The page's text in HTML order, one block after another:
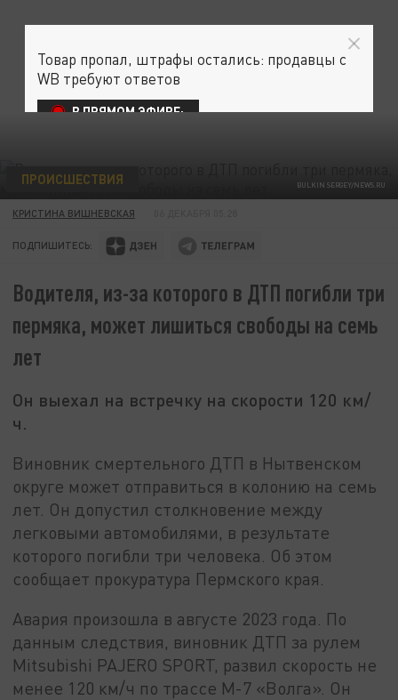
BULKIN SERGEY/NEWS.RU
ПРОИСШЕСТВИЯ
КРИСТИНА ВИШНЕВСКАЯ
ПОДПИШИТЕСЬ:
Водителя, из-за которого в ДТП погибли три
пермяка, может лишиться свободы на семь
лет
Он выехал на встречку на скорости 120 км/
ч.
Виновник смертельного ДТП в Нытвенском
округе может отправиться в колонию на семь
лет. Он допустил столкновение между
легковыми автомобилями, в результате
которого погибли три человека. Об этом
сообщает прокуратура Пермского края.
Авария произошла в августе 2023 года. По
данным следствия, виновник ДТП за рулем
Mitsubishi PAJERO SPORT, развил скорость не
менее 120 км/ч по трассе М-7 «Волга». Он
Товар пропал, штрафы остались: продавцы с
WB требуют ответов
В ПРЯМОМ ЭФИРЕ: